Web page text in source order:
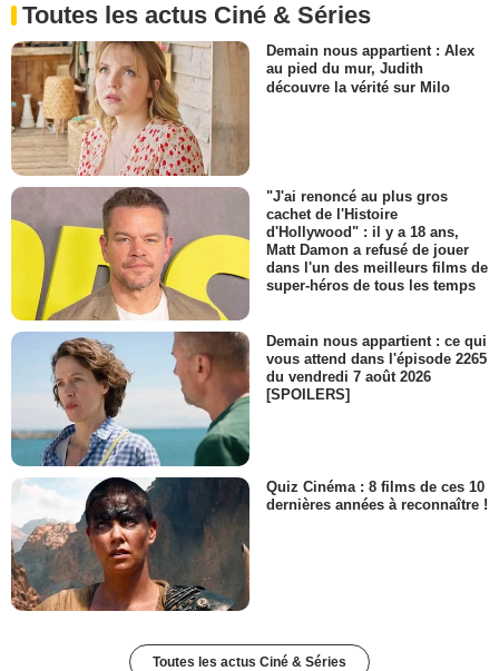
Toutes les actus Ciné & Séries
Demain nous appartient : Alex
au pied du mur, Judith
découvre la vérité sur Milo
"J'ai renoncé au plus gros
cachet de l'Histoire
d'Hollywood" : il y a 18 ans,
Matt Damon a refusé de jouer
dans l'un des meilleurs films de
super-héros de tous les temps
Demain nous appartient : ce qui
vous attend dans l'épisode 2265
du vendredi 7 août 2026
[SPOILERS]
Quiz Cinéma : 8 films de ces 10
dernières années à reconnaître !
Toutes les actus Ciné & Séries